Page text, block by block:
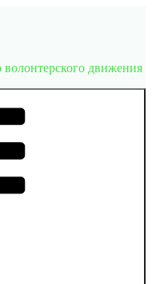
движения